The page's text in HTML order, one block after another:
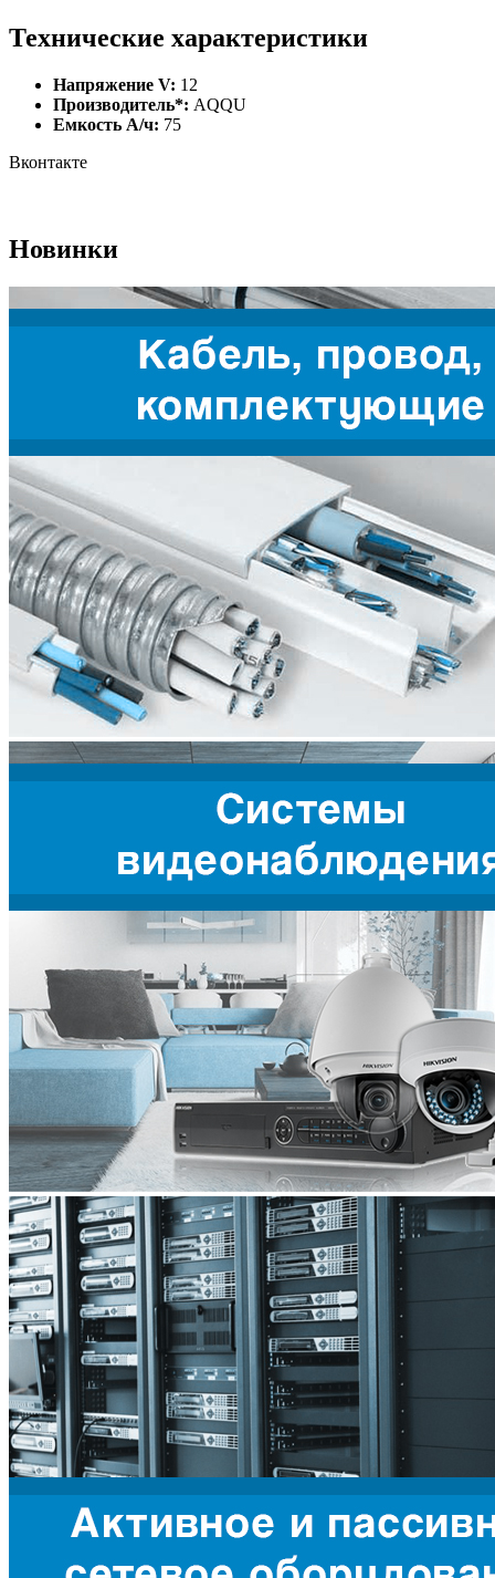
Технические характеристики
Напряжение V: 12
Производитель*: AQQU
Емкость А/ч: 75
Вконтакте
Новинки